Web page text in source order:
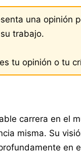
una opinión
trabajo.
tu opinión o tu
carrera en el
misma. Su
en